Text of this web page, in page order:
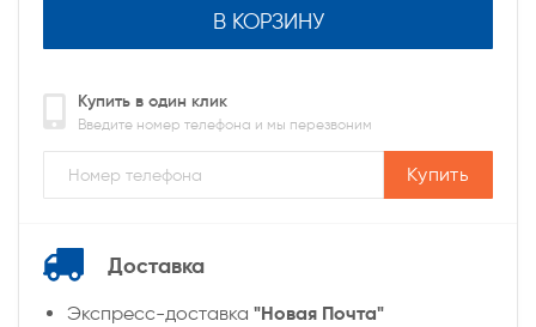
В КОРЗИНУ
Купить в один клик
Введите номер телефона и мы перезвоним
Купить
Доставка
Экспресс-доставка "Новая Почта"